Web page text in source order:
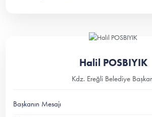
Halil POSBIYIK
Kdz. Ereğli Belediye
Başkanın Mesajı